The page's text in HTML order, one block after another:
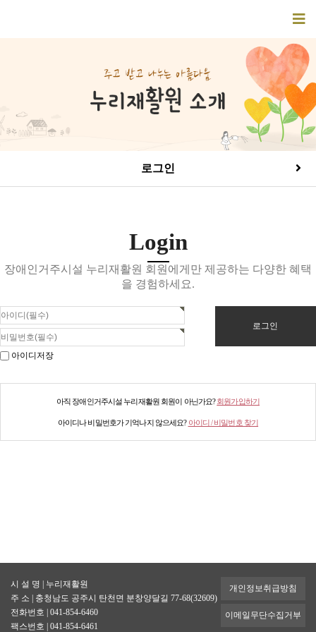
로그인
Login
장애인거주시설 누리재활원 회원에게만 제공하는 다양한 혜택
을 경험하세요.
아이디저장
아직 장애인거주시설 누리재활원 회원이 아닌가요?회원가입하기
아이디나 비밀번호가 기억나지 않으세요? 아이디 / 비밀번호 찾기
시 설 명
| 누리재활원
주 소
| 충청남도 공주시 탄천면 분창양달길 77-68(32609)
전화번호
| 041-854-6460
팩스번호
| 041-854-6461
개인정보취급방침
이메일무단수집거부